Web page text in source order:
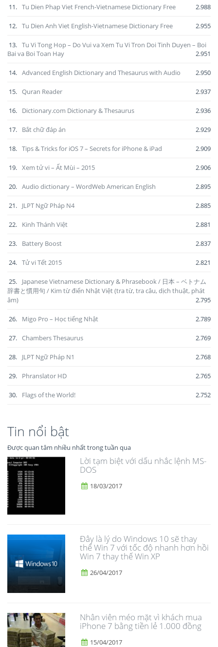
11. Tu Dien Phap Viet French-Vietnamese Dictionary Free 2.988
12. Tu Dien Anh Viet English-Vietnamese Dictionary Free 2.955
13. Tu Vi Tong Hop – Do Vui va Xem Tu Vi Tron Doi Tinh Duyen – Boi
Bai va Boi Toan Hay
2.951
14. Advanced English Dictionary and Thesaurus with Audio 2.950
15. Quran Reader 2.937
16. Dictionary.com Dictionary & Thesaurus 2.936
17. Bắt chữ đáp án 2.929
18. Tips & Tricks for iOS 7 – Secrets for iPhone & iPad 2.909
19. Xem tử vi – Ất Mùi – 2015 2.906
20. Audio dictionary – WordWeb American English 2.895
21. JLPT Ngữ Pháp N4 2.885
22. Kinh Thánh Việt 2.881
23. Battery Boost 2.837
24. Tử vi Tết 2015 2.821
25.
Japanese Vietnamese Dictionary & Phrasebook / 日本 – ベトナム
辞書と慣用句 / Kim từ điển Nhật Việt (tra từ, tra câu, dịch thuật, phát
âm)
2.795
26. Migo Pro – Học tiếng Nhật 2.789
27. Chambers Thesaurus 2.769
28. JLPT Ngữ Pháp N1 2.768
29. Phranslator HD 2.765
30. Flags of the World! 2.752
Tin nổi bật
Được quan tâm nhiều nhất trong tuần qua
Lời tạm biệt với dấu nhắc lệnh MS-
DOS
18/03/2017
Đây là lý do Windows 10 sẽ thay
thế Win 7 với tốc độ nhanh hơn hồi
Win 7 thay thế Win XP
26/04/2017
Nhân viên méo mặt vì khách mua
iPhone 7 bằng tiền lẻ 1.000 đồng
15/04/2017